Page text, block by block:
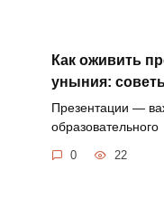
Как оживить
уныния:
Презентации —
образовательного
0 22